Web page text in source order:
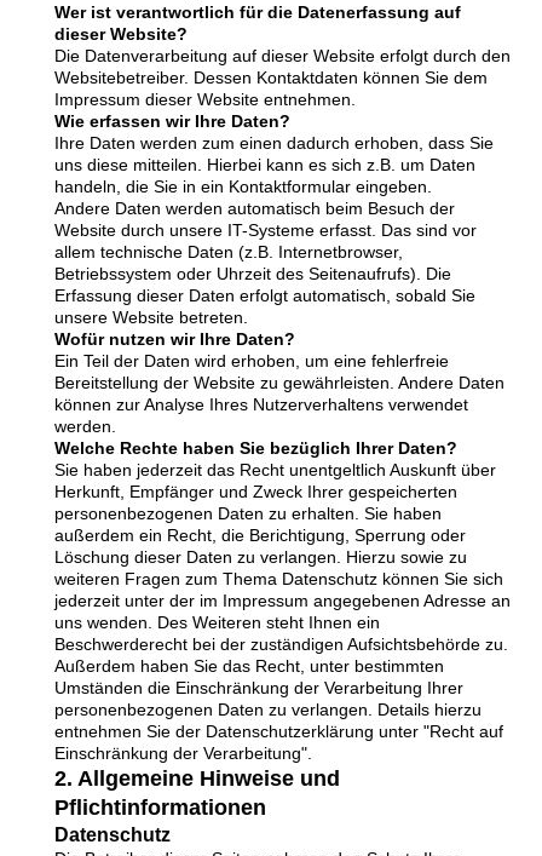
Wer ist verantwortlich für die Datenerfassung auf
dieser Website?
Die Datenverarbeitung auf dieser Website erfolgt durch den
Websitebetreiber. Dessen Kontaktdaten können Sie dem
Impressum dieser Website entnehmen.
Wie erfassen wir Ihre Daten?
Ihre Daten werden zum einen dadurch erhoben, dass Sie
uns diese mitteilen. Hierbei kann es sich z.B. um Daten
handeln, die Sie in ein Kontaktformular eingeben.
Andere Daten werden automatisch beim Besuch der
Website durch unsere IT-Systeme erfasst. Das sind vor
allem technische Daten (z.B. Internetbrowser,
Betriebssystem oder Uhrzeit des Seitenaufrufs). Die
Erfassung dieser Daten erfolgt automatisch, sobald Sie
unsere Website betreten.
Wofür nutzen wir Ihre Daten?
Ein Teil der Daten wird erhoben, um eine fehlerfreie
Bereitstellung der Website zu gewährleisten. Andere Daten
können zur Analyse Ihres Nutzerverhaltens verwendet
werden.
Welche Rechte haben Sie bezüglich Ihrer Daten?
Sie haben jederzeit das Recht unentgeltlich Auskunft über
Herkunft, Empfänger und Zweck Ihrer gespeicherten
personenbezogenen Daten zu erhalten. Sie haben
außerdem ein Recht, die Berichtigung, Sperrung oder
Löschung dieser Daten zu verlangen. Hierzu sowie zu
weiteren Fragen zum Thema Datenschutz können Sie sich
jederzeit unter der im Impressum angegebenen Adresse an
uns wenden. Des Weiteren steht Ihnen ein
Beschwerderecht bei der zuständigen Aufsichtsbehörde zu.
Außerdem haben Sie das Recht, unter bestimmten
Umständen die Einschränkung der Verarbeitung Ihrer
personenbezogenen Daten zu verlangen. Details hierzu
entnehmen Sie der Datenschutzerklärung unter "Recht auf
Einschränkung der Verarbeitung".
2. Allgemeine Hinweise und
Pflichtinformationen
Datenschutz